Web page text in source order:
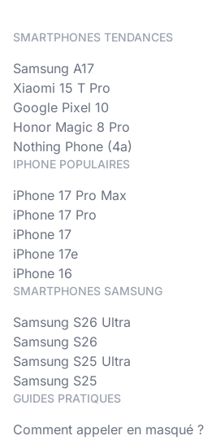
SMARTPHONES TENDANCES
Samsung A17
Xiaomi 15 T Pro
Google Pixel 10
Honor Magic 8 Pro
Nothing Phone (4a)
IPHONE POPULAIRES
iPhone 17 Pro Max
iPhone 17 Pro
iPhone 17
iPhone 17e
iPhone 16
SMARTPHONES SAMSUNG
Samsung S26 Ultra
Samsung S26
Samsung S25 Ultra
Samsung S25
GUIDES PRATIQUES
Comment appeler en masqué ?